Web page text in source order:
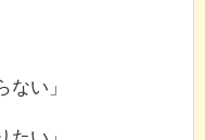
ない」